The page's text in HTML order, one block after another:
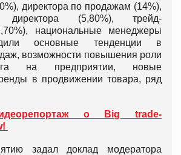
директора по продажам (14%),
директора (5,80%), трейд-
национальные менеджеры
основные тенденции в
возможности повышения роли
на предприятии, новые
в продвижении товара, ряд
о Big trade-
задал доклад модератора